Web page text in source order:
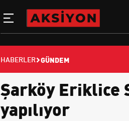
HABERLER GÜNDEM
Şarköy Eriklice
yapılıyor